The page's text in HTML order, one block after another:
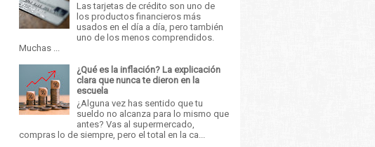
Las tarjetas de crédito son uno de
los productos financieros más
usados en el día a día, pero también
uno de los menos comprendidos.
Muchas ...
¿Qué es la inflación? La explicación
clara que nunca te dieron en la
escuela
¿Alguna vez has sentido que tu
sueldo no alcanza para lo mismo que
antes? Vas al supermercado,
compras lo de siempre, pero el total en la ca...